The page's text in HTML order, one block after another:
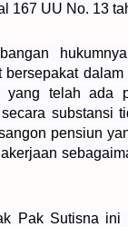
167 UU No. 13
yang telah ada
substansi
pensiun
Pak Sutisna